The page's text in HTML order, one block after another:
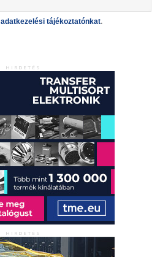
adatkezelési tájékoztatónkat.
HIRDETÉS
HIRDETÉS